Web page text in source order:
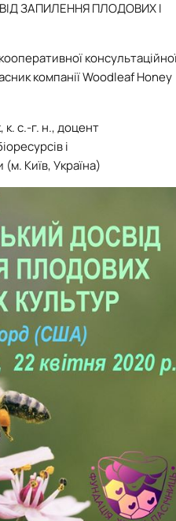
технічна база
ЗАПИЛЕННЯ ПЛОДОВИХ І
компанії Woodleaf Honey
с.-г. н., доцент
і
Київ, Україна)